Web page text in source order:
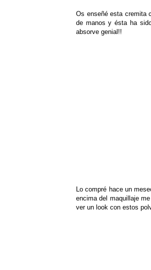
Os enseñé esta cremita
de manos y ésta ha
absorve genial!!
Lo compré hace un
encima del maquillaje
ver un look con estos